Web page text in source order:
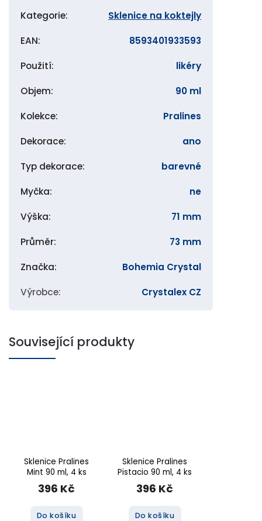
Kategorie: Sklenice na koktejly
EAN: 8593401933593
Použití: likéry
Objem: 90 ml
Kolekce: Pralines
Dekorace: ano
Typ dekorace: barevné
Myčka: ne
Výška: 71 mm
Průměr: 73 mm
Značka: Bohemia Crystal
Výrobce: Crystalex CZ
Související produkty
Sklenice Pralines
Mint 90 ml, 4 ks
396 Kč
Do košíku
Sklenice Pralines
Pistacio 90 ml, 4 ks
396 Kč
Do košíku